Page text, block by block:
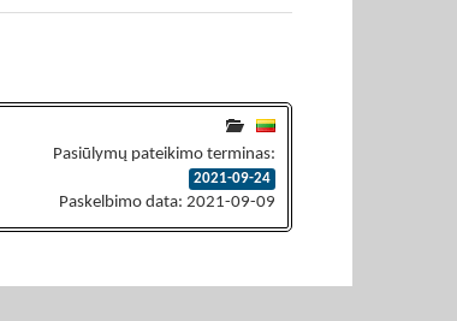
Pasiūlymų pateikimo terminas:
2021-09-24
Paskelbimo data: 2021-09-09